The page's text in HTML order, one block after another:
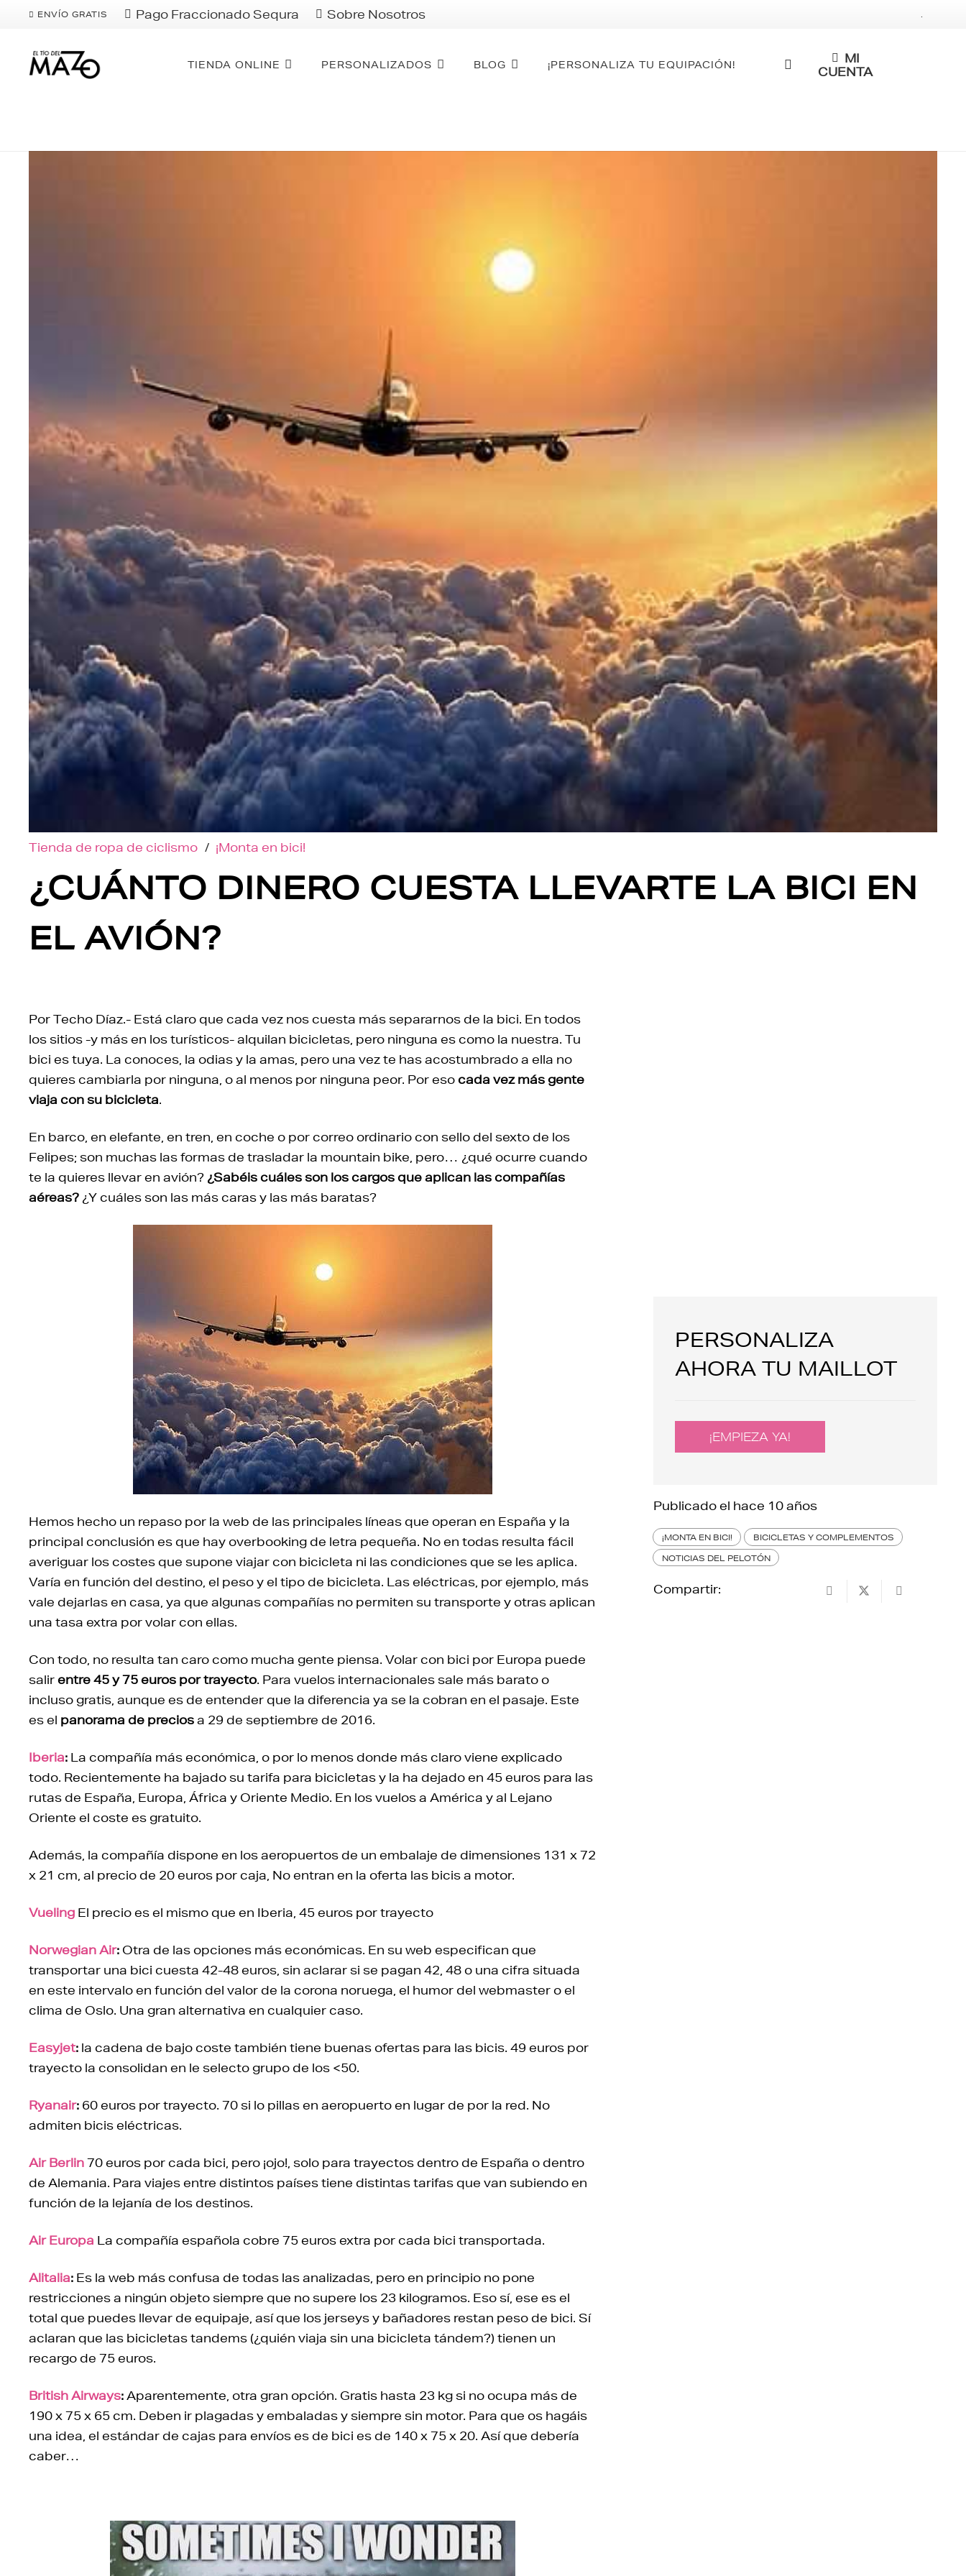
ENVÍO GRATIS Pago Fraccionado Sequra Sobre Nosotros .
TIENDA ONLINE PERSONALIZADOS BLOG ¡PERSONALIZA TU EQUIPACIÓN!
MI
CUENTA
Tienda de ropa de ciclismo / ¡Monta en bici!
¿CUÁNTO DINERO CUESTA LLEVARTE LA BICI EN
EL AVIÓN?
Por Techo Díaz.- Está claro que cada vez nos cuesta más separarnos de la bici. En todos
los sitios -y más en los turísticos- alquilan bicicletas, pero ninguna es como la nuestra. Tu
bici es tuya. La conoces, la odias y la amas, pero una vez te has acostumbrado a ella no
quieres cambiarla por ninguna, o al menos por ninguna peor. Por esocada vez más gente
viaja con su bicicleta.
En barco, en elefante, en tren, en coche o por correo ordinario con sello del sexto de los
Felipes; son muchas las formas de trasladar la mountain bike, pero… ¿qué ocurre cuando
te la quieres llevar en avión? ¿Sabéis cuáles son los cargos que aplican las compañías
aéreas? ¿Y cuáles son las más caras y las más baratas?
Hemos hecho un repaso por la web de las principales líneas que operan en España y la
principal conclusión es que hay overbooking de letra pequeña. No en todas resulta fácil
averiguar los costes que supone viajar con bicicleta ni las condiciones que se les aplica.
Varía en función del destino, el peso y el tipo de bicicleta. Las eléctricas, por ejemplo, más
vale dejarlas en casa, ya que algunas compañías no permiten su transporte y otras aplican
una tasa extra por volar con ellas.
Con todo, no resulta tan caro como mucha gente piensa. Volar con bici por Europa puede
salirentre 45 y 75 euros por trayecto. Para vuelos internacionales sale más barato o
incluso gratis, aunque es de entender que la diferencia ya se la cobran en el pasaje. Este
es el panorama de preciosa 29 de septiembre de 2016.
Iberia: La compañía más económica, o por lo menos donde más claro viene explicado
todo. Recientemente ha bajado su tarifa para bicicletas y la ha dejado en 45 euros para las
rutas de España, Europa, África y Oriente Medio. En los vuelos a América y al Lejano
Oriente el coste es gratuito.
Además, la compañía dispone en los aeropuertos de un embalaje de dimensiones 131 x 72
x 21 cm, al precio de 20 euros por caja, No entran en la oferta las bicis a motor.
Vueling El precio es el mismo que en Iberia, 45 euros por trayecto
Norwegian Air: Otra de las opciones más económicas. En su web especifican que
transportar una bici cuesta 42-48 euros, sin aclarar si se pagan 42, 48 o una cifra situada
en este intervalo en función del valor de la corona noruega, el humor del webmaster o el
clima de Oslo. Una gran alternativa en cualquier caso.
Easyjet: la cadena de bajo coste también tiene buenas ofertas para las bicis. 49 euros por
trayecto la consolidan en le selecto grupo de los <50.
Ryanair: 60 euros por trayecto. 70 si lo pillas en aeropuerto en lugar de por la red. No
admiten bicis eléctricas.
Air Berlin70 euros por cada bici, pero ¡ojo!, solo para trayectos dentro de España o dentro
de Alemania. Para viajes entre distintos países tiene distintas tarifas que van subiendo en
función de la lejanía de los destinos.
Air Europa La compañía española cobre 75 euros extra por cada bici transportada.
Alitalia: Es la web más confusa de todas las analizadas, pero en principio no pone
restricciones a ningún objeto siempre que no supere los 23 kilogramos. Eso sí, ese es el
total que puedes llevar de equipaje, así que los jerseys y bañadores restan peso de bici. Sí
aclaran que las bicicletas tandems (¿quién viaja sin una bicicleta tándem?) tienen un
recargo de 75 euros.
British Airways: Aparentemente, otra gran opción. Gratis hasta 23 kg si no ocupa más de
190 x 75 x 65 cm. Deben ir plagadas y embaladas y siempre sin motor. Para que os hagáis
una idea, el estándar de cajas para envíos es de bici es de 140 x 75 x 20. Así que debería
caber…
PERSONALIZA
AHORA TU MAILLOT
¡EMPIEZA YA!
Publicado el hace 10 años
¡MONTA EN BICI!
BICICLETAS Y COMPLEMENTOS
NOTICIAS DEL PELOTÓN
Compartir: